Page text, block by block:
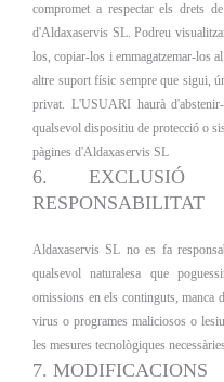
compromet a respectar els drets
d'Aldaxaservis SL. Podreu
los, copiar-los i emmagatzemar-los
altre suport físic sempre que sigui,
privat. L'USUARI haurà
qualsevol dispositiu de protecció o
pàgines d'Aldaxaservis SL
6. EXCLUSIÓ
RESPONSABILITAT
Aldaxaservis SL no es fa
qualsevol naturalesa que
omissions en els continguts, manca
virus o programes maliciosos o
les mesures tecnològiques
7. MODIFICACIONS